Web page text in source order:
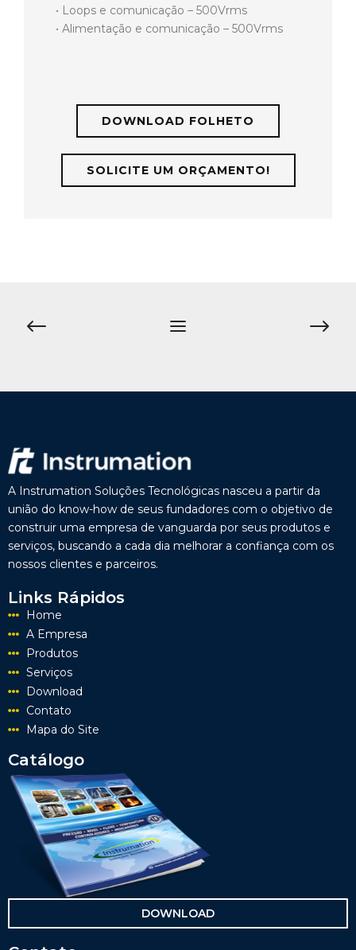
• Loops e comunicação – 500Vrms
• Alimentação e comunicação – 500Vrms
DOWNLOAD FOLHETO
SOLICITE UM ORÇAMENTO!
A Instrumation Soluções Tecnológicas nasceu a partir da
união do know-how de seus fundadores com o objetivo de
construir uma empresa de vanguarda por seus produtos e
serviços, buscando a cada dia melhorar a confiança com os
nossos clientes e parceiros.
Links Rápidos
Home
A Empresa
Produtos
Serviços
Download
Contato
Mapa do Site
Catálogo
DOWNLOAD